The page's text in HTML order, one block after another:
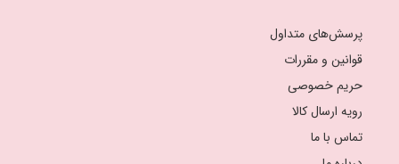
پرسش‌های متداول
قوانین و مقررات
حریم خصوصی
رویه ارسال کالا
تماس با ما